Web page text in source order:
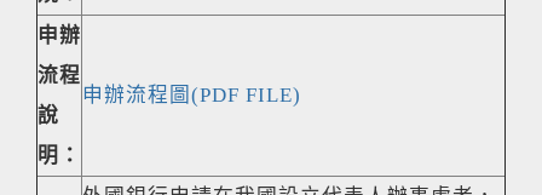
申辦
流程
說
明：
申辦流程圖(PDF FILE)